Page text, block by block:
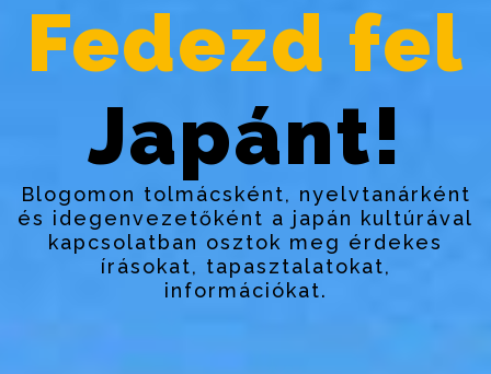
Fedezd fel
Japánt!
Blogomon tolmácsként, nyelvtanárként
és idegenvezetőként a japán kultúrával
kapcsolatban osztok meg érdekes
írásokat, tapasztalatokat,
információkat.